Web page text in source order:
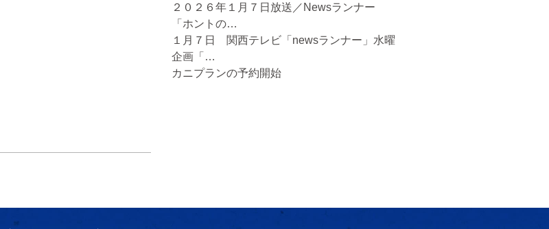
２０２６年１月７日放送／Newsランナー
「ホントの…
１月７日 関西テレビ「newsランナー」水曜
企画「…
カニプランの予約開始